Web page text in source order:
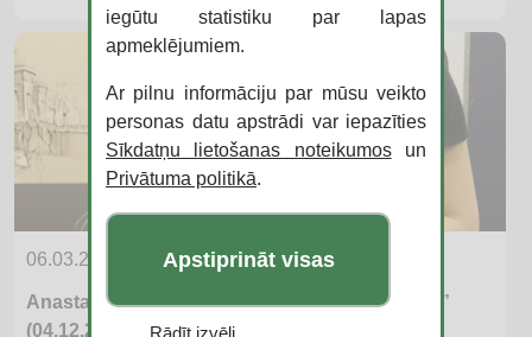
06.03.2019
Anastastijas Kuļgajevas izstāde “Būt… varbūt”
(04.12.2018.)
iegūtu statistiku par lapas
apmeklējumiem.
Ar pilnu informāciju par mūsu veikto
personas datu apstrādi var iepazīties
Sīkdatņu lietošanas noteikumosun
Privātuma politikā.
Apstiprināt visas
Rādīt izvēli